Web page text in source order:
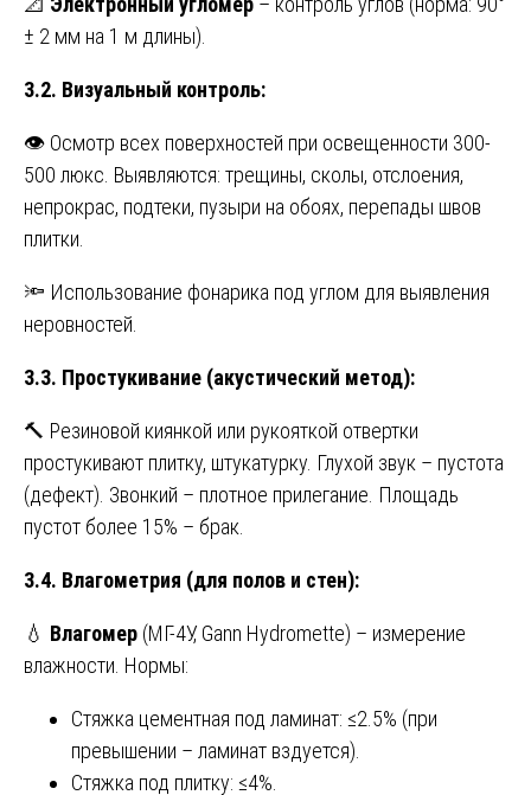
± 2 мм на 1 м длины).
3.2. Визуальный контроль:
👁️ Осмотр всех поверхностей при освещенности 300-
500 люкс. Выявляются: трещины, сколы, отслоения,
непрокрас, подтеки, пузыри на обоях, перепады швов
плитки.
🔦 Использование фонарика под углом для выявления
неровностей.
3.3. Простукивание (акустический метод):
🔨 Резиновой киянкой или рукояткой отвертки
простукивают плитку, штукатурку. Глухой звук – пустота
(дефект). Звонкий – плотное прилегание. Площадь
пустот более 15% – брак.
3.4. Влагометрия (для полов и стен):
💧 Влагомер (МГ-4У, Gann Hydromette) – измерение
влажности. Нормы:
Стяжка цементная под ламинат: ≤2.5% (при
превышении – ламинат вздуется).
Стяжка под плитку: ≤4%.